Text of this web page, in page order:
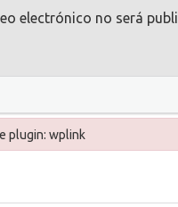
electrónico no será
plugin: wplink
wplink